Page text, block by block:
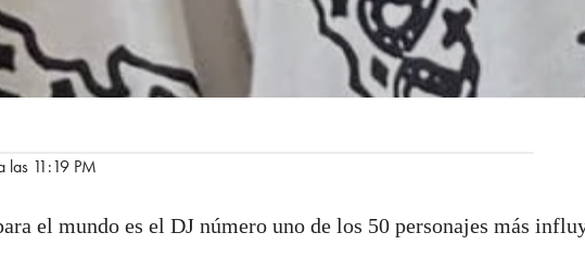
las 11:19 PM
el mundo es el DJ número uno de los 50 personajes más